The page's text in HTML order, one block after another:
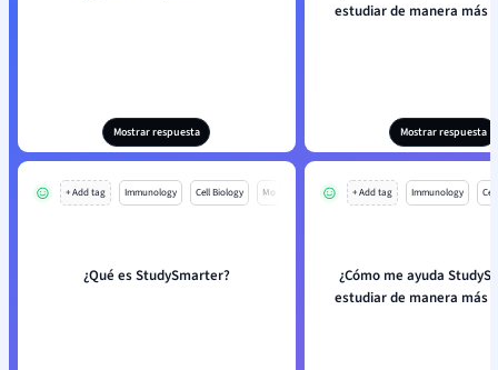
Mostrar respuesta
estudiar de manera más
Mostrar respuesta
+ Add tag Immunology Cell Biology Mo
¿Qué es StudySmarter?
+ Add tag Immunology
¿Cómo me ayuda
estudiar de manera más